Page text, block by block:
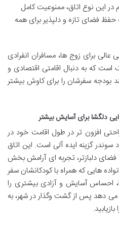
در این نوع اتاق، ممنوعیت کامل
فضای تازه و دلپذیر برای همه
عالی برای زوج ها، مسافران انفرادی
که به دنبال اقامتی اقتصادی و
سفرشان را برای کاوش بیشتر
افزون تر در طول اقامت خود در
گزینه ایده آلی است. این اتاق
دلبازتر، تجربه ای آرامش بخش
هایی که همراه با کودکانشان سفر
احساس آسایش و آزادی بیشتری را
می دهد پس از گشت وگذار در شهر، به